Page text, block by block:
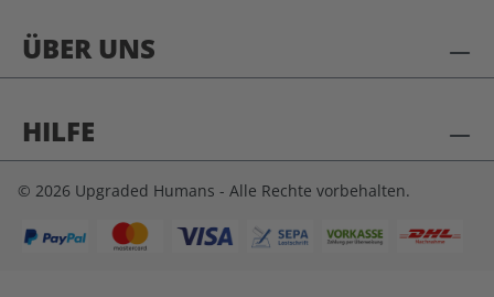
ÜBER UNS
HILFE
© 2026 Upgraded Humans - Alle Rechte vorbehalten.